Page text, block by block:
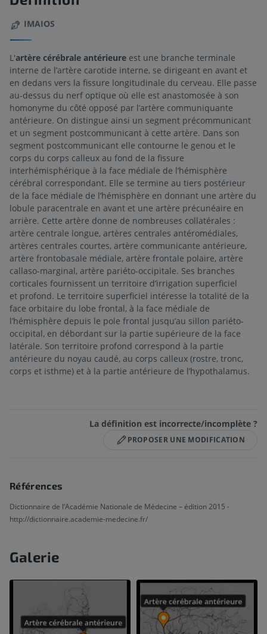
IMAIOS
L'artère cérébrale antérieure est une branche terminale
interne de l’artère carotide interne, se dirigeant en avant et
en dedans vers la fissure longitudinale du cerveau. Elle passe
au-dessus du nerf optique où elle est anastomosée à son
homonyme du côté opposé par l’artère communiquante
antérieure. On distingue ainsi un segment précommunicant
et un segment postcommunicant à cette artère. Dans son
segment postcommunicant elle contourne le genou et le
corps du corps calleux au fond de la fissure
interhémisphérique à la face médiale de l’hémisphère
cérébral correspondant. Elle se termine au tiers postérieur
de la face médiale de l’hémisphère en donnant une artère du
lobule paracentrale en avant et une artère précunéaire en
arrière. Cette artère donne de nombreuses collatérales :
artère centrale longue, artères centrales antéromédiales,
artères centrales courtes, artère communicante antérieure,
artère frontobasale médiale, artère frontale polaire, artère
callaso-marginal, artère pariéto-occipitale. Ses branches
corticales fournissent un territoire d’irrigation superficiel
et profond. Le territoire superficiel intéresse la totalité de la
face orbitaire du lobe frontal, à la face médiale de
l’hémisphère depuis le pole frontal jusqu’au sillon pariéto-
occipital, en débordant sur la partie supérieure de la face
latérale. Son territoire profond correspond à la partie
antérieure du noyau caudé, au corps calleux (rostre, tronc,
corps et isthme) et à la partie antérieure de l’hypothalamus.
La définition est incorrecte/incomplète ?
PROPOSER UNE MODIFICATION
Références
Dictionnaire de l’Académie Nationale de Médecine – édition 2015 -
http://dictionnaire.academie-medecine.fr/
Galerie